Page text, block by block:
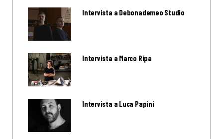
Intervista a Debonademeo Studio
Intervista a Marco Ripa
Intervista a Luca Papini